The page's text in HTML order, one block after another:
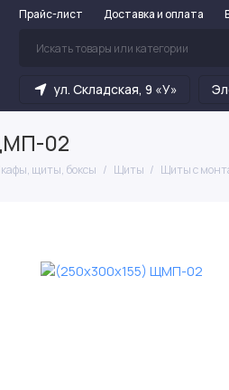
Прайс-лист Доставка и оплата
ул. Складская, 9 «У»
02
щиты, боксы Щиты Щиты с